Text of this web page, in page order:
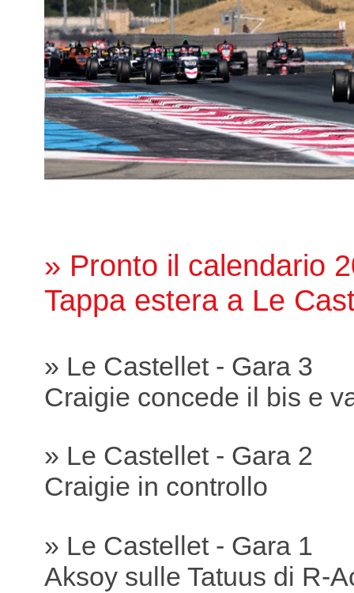
» Pronto il calendario
Tappa estera a Le
» Le Castellet - Gara 3
Craigie concede il bis e
» Le Castellet - Gara 2
Craigie in controllo
» Le Castellet - Gara 1
Aksoy sulle Tatuus di R-